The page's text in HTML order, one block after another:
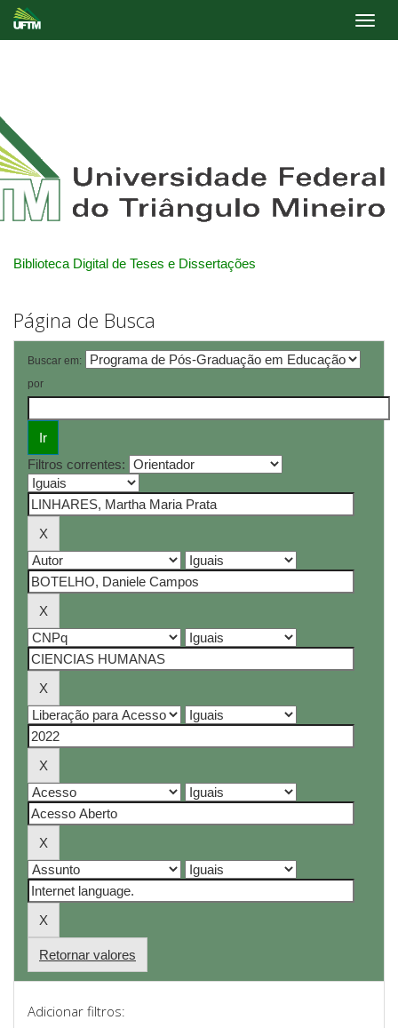
Biblioteca Digital de Teses e Dissertações
Página de Busca
Buscar em:
por
Filtros correntes:
Retornar valores
Adicionar filtros: